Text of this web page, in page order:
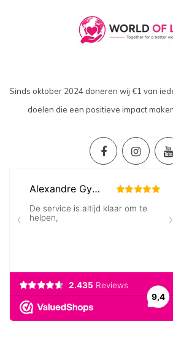
Sinds oktober 2024 doneren wij €1 van
doelen die een positieve impact